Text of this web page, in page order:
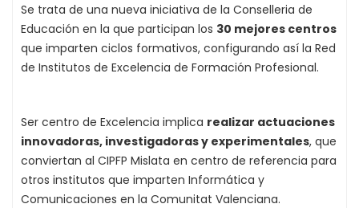
Se trata de una nueva iniciativa de la Conselleria de
Educación en la que participan los 30 mejores centros
que imparten ciclos formativos, configurando así la Red
de Institutos de Excelencia de Formación Profesional.
Ser centro de Excelencia implica realizar actuaciones
innovadoras, investigadoras y experimentales, que
conviertan al CIPFP Mislata en centro de referencia para
otros institutos que imparten Informática y
Comunicaciones en la Comunitat Valenciana.